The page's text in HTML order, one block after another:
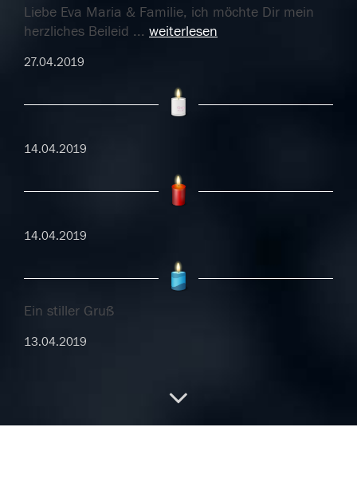
Liebe Eva Maria & Familie, ich möchte Dir mein
herzliches Beileid ... weiterlesen
27.04.2019
14.04.2019
14.04.2019
Ein stiller Gruß
13.04.2019